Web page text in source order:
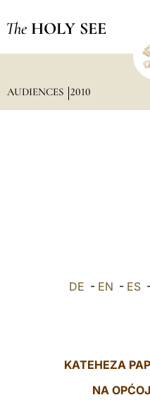
The HOLY SEE
AUDIENCES 2010
DE - EN - ES
KATEHEZA
NA